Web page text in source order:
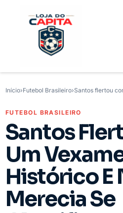
Início›Futebol Brasileiro›Santos flertou
FUTEBOL BRASILEIRO
Santos
Um
Histórico E
Merecia Se